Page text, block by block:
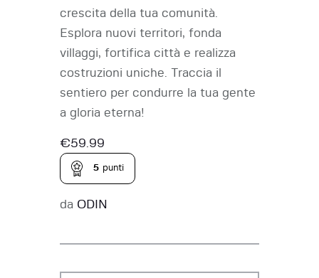
crescita della tua comunità.
Esplora nuovi territori, fonda
villaggi, fortifica città e realizza
costruzioni uniche. Traccia il
sentiero per condurre la tua gente
a gloria eterna!
€59.99
5 punti
da ODIN